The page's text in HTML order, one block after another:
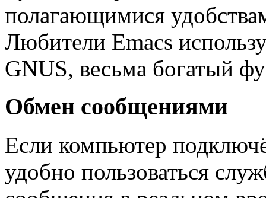
полагающимися
Любители Emacs
GNUS, весьма богатый
Обмен сообщениями
Если компьютер
удобно пользоваться